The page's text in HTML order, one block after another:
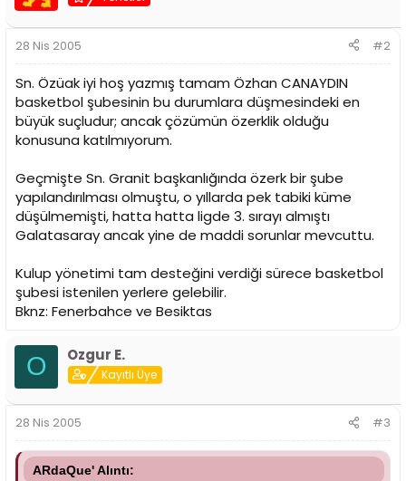
28 Nis 2005 #2
Sn. Özüak iyi hoş yazmış tamam Özhan CANAYDIN
basketbol şubesinin bu durumlara düşmesindeki en
büyük suçludur; ancak çözümün özerklik olduğu
konusuna katılmıyorum.
Geçmişte Sn. Granit başkanlığında özerk bir şube
yapılandırılması olmuştu, o yıllarda pek tabiki küme
düşülmemişti, hatta hatta ligde 3. sırayı almıştı
Galatasaray ancak yine de maddi sorunlar mevcuttu.
Kulup yönetimi tam desteğini verdiği sürece basketbol
şubesi istenilen yerlere gelebilir.
Bknz: Fenerbahce ve Besiktas
O Ozgur E.
Kayıtlı Üye
28 Nis 2005 #3
ARdaQue' Alıntı: